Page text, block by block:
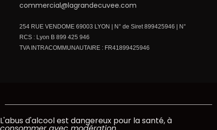
commercial@lagrandecuvee.com
254 RUE VENDOME 69003 LYON | N° de Siret 899425946 | N°
RCS : Lyon B 899 425 946
TVA INTRACOMMUNAUTAIRE : FR41899425946
L'abus d'alcool est dangereux pour la santé, à